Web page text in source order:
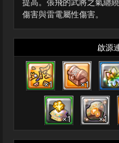
傷害與雷電屬性傷害。
啟源
×1 ×1
×1 ×1